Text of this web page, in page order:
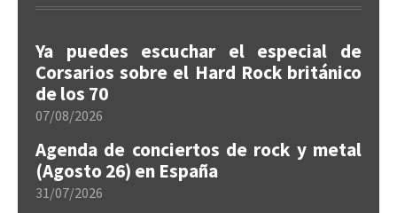
Ya puedes escuchar el especial de
Corsarios sobre el Hard Rock británico
de los 70
07/08/2026
Agenda de conciertos de rock y metal
(Agosto 26) en España
31/07/2026